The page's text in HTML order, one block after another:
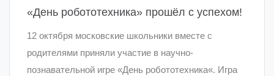
«День робототехника» прошёл с успехом!
12 октября московские школьники вместе с
родителями приняли участие в научно-
познавательной игре «День робототехника«. Игра